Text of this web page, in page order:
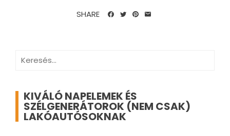
SHARE
Keresés:
KIVÁLÓ NAPELEMEK ÉS
SZÉLGENERÁTOROK (NEM CSAK)
LAKÓAUTÓSOKNAK